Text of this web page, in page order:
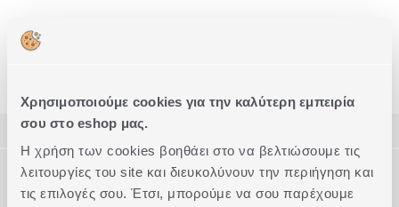
Χρησιμοποιούμε cookies για την καλύτερη εμπειρία
σου στο eshop μας.
Η χρήση των cookies βοηθάει στο να βελτιώσουμε τις
λειτουργίες του site και διευκολύνουν την περιήγηση και
τις επιλογές σου. Έτσι, μπορούμε να σου παρέχουμε
Δώρα για Μωρά
ΠΕΡΙΓΡΑΦΗ
Βρεφικό μπουρνούζι με κουκούλα από 100% βαμβάκι.
Ιδιαίτερα απαλό και απορροφητικό.
ΤΕΧΝΙΚΑ ΧΑΡΑΚΤΗΡΙΣΤΙΚΑ